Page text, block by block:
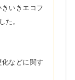
いきエコフ
た。
などに関す